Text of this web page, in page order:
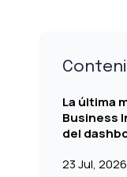
La última
Business
del
23 Jul, 2026